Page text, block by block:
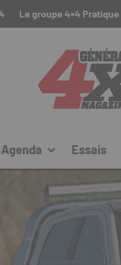
Le groupe 4×4 Pratique
Agenda Essais